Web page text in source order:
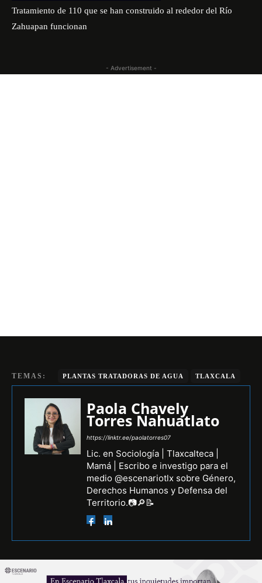
Tratamiento de 110 que se han construido al rededor del Río
Zahuapan funcionan
- Advertisement -
TEMAS: PLANTAS TRATADORAS DE AGUA TLAXCALA
Paola Chavely
Torres Nahuatlato
https://linktr.ee/paolatorres07
Lic. en Sociología | Tlaxcalteca |
Mamá | Escribo e investigo para el
medio @escenariotlx sobre Género,
Derechos Humanos y Defensa del
Territorio.📷🔎📝